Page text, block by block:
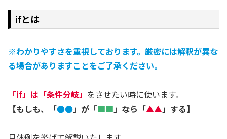
ifとは
※わかりやすさを重視しております。厳密には解釈が異な
る場合がありますことをご了承ください。
「if」は「条件分岐」 をさせたい時に使います。
【もしも、「●●」が「■■」なら「▲▲」する】